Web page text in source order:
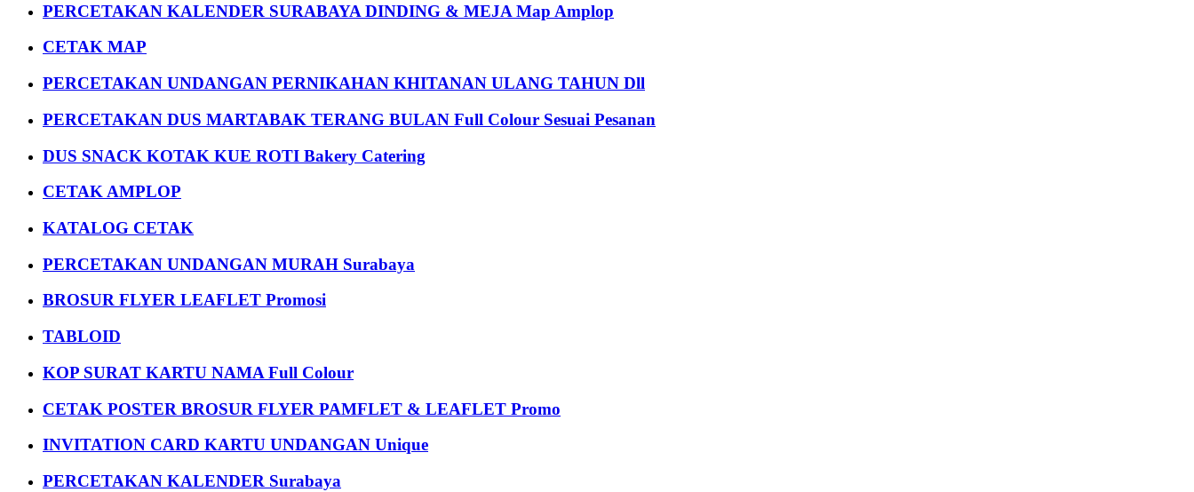
PERCETAKAN KALENDER SURABAYA DINDING & MEJA Map Amplop
CETAK MAP
PERCETAKAN UNDANGAN PERNIKAHAN KHITANAN ULANG TAHUN Dll
PERCETAKAN DUS MARTABAK TERANG BULAN Full Colour Sesuai Pesanan
DUS SNACK KOTAK KUE ROTI Bakery Catering
CETAK AMPLOP
KATALOG CETAK
PERCETAKAN UNDANGAN MURAH Surabaya
BROSUR FLYER LEAFLET Promosi
TABLOID
KOP SURAT KARTU NAMA Full Colour
CETAK POSTER BROSUR FLYER PAMFLET & LEAFLET Promo
INVITATION CARD KARTU UNDANGAN Unique
PERCETAKAN KALENDER Surabaya